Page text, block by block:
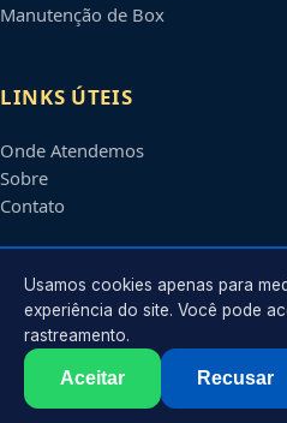
Manutenção de Box
LINKS ÚTEIS
Onde Atendemos
Sobre
Contato
CONTATO
Atendimento em
2026 Encanador emJoinville
.
Usamos cookies apenas para
experiência do site. Você pode
rastreamento.
Aceitar Recusar